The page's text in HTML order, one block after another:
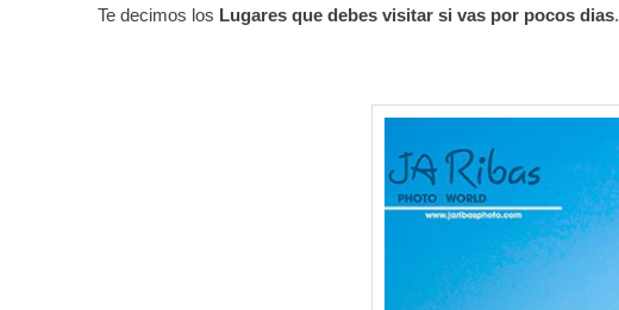
Te decimos los Lugares que debes visitar si vas por pocos dias.